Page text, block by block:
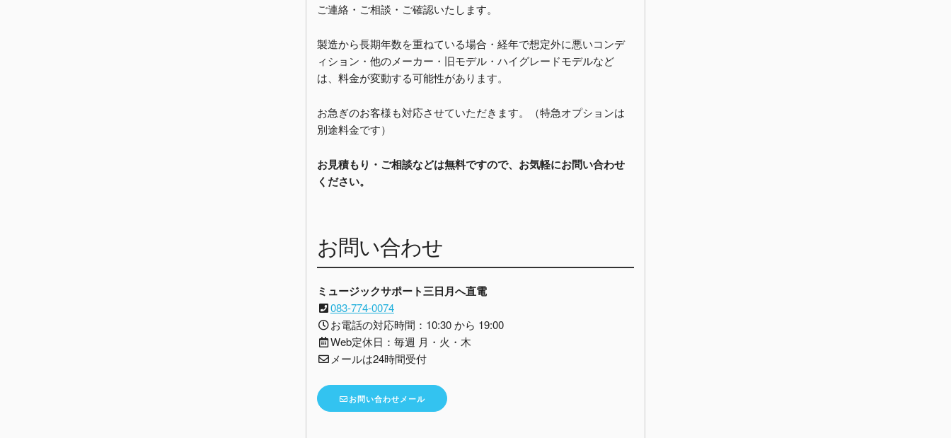
ご連絡・ご相談・ご確認いたします。
製造から長期年数を重ねている場合・経年で想定外に悪いコンデ
ィション・他のメーカー・旧モデル・ハイグレードモデルなど
は、料金が変動する可能性があります。
お急ぎのお客様も対応させていただきます。（特急オプションは
別途料金です）
お見積もり・ご相談などは無料ですので、お気軽にお問い合わせ
ください。
お問い合わせ
ミュージックサポート三日月へ直電
083-774-0074
お電話の対応時間：10:30 から 19:00
Web定休日：毎週 月・火・木
メールは24時間受付
お問い合わせメール